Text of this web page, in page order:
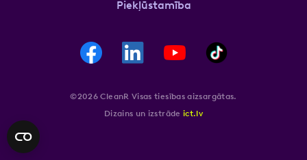
Piekļūstamība
©2026 CleanR Visas tiesības aizsargātas.
Dizains un izstrāde ict.lv